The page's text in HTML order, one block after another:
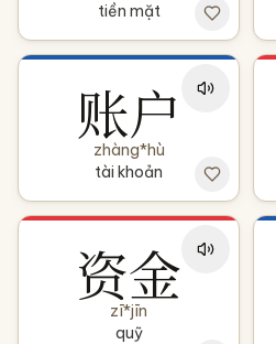
tiền mặt
账户
zhàng*hù
tài khoản
资金
zī*jīn
quỹ